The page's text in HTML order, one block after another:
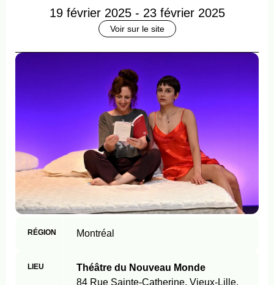
19 février 2025 - 23 février 2025
Voir sur le site
RÉGION Montréal
LIEU
Théâtre du Nouveau Monde
84 Rue Sainte-Catherine, Vieux-Lille,